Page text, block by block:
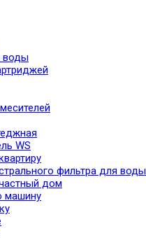
воды
WS
фильтра для воды
дом
машину